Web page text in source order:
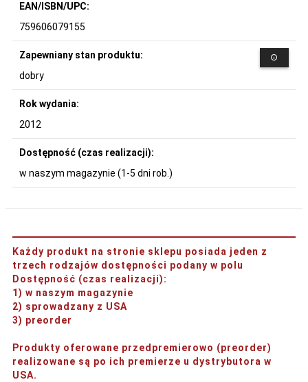
EAN/ISBN/UPC:
759606079155
Zapewniany stan produktu:
dobry
Rok wydania:
2012
Dostępność (czas realizacji):
w naszym magazynie (1-5 dni rob.)
Każdy produkt na stronie sklepu posiada jeden z
trzech rodzajów dostępności podany w polu
Dostępność (czas realizacji):
1) w naszym magazynie
2) sprowadzany z USA
3) preorder
Produkty oferowane przedpremierowo (preorder)
realizowane są po ich premierze u dystrybutora w
USA.